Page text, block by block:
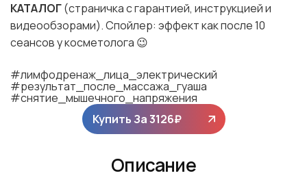
КАТАЛОГ(страничка с гарантией, инструкцией и
видеообзорами). Спойлер: эффект как после 10
сеансов у косметолога 😉
#лимфодренаж_лица_электрический
#результат_после_массажа_гуаша
#снятие_мышечного_напряжения
Купить За3126₽
Описание